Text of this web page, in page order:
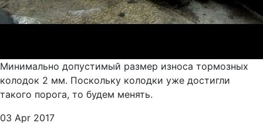
Минимально допустимый размер износа тормозных
колодок 2 мм. Поскольку колодки уже достигли
такого порога, то будем менять.
03 Apr 2017